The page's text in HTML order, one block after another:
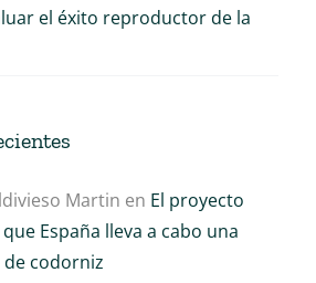
el éxito reproductor de la
Martin en El proyecto
España lleva a cabo una
de codorniz